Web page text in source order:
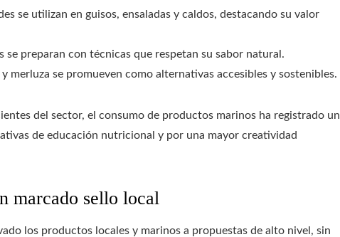
se utilizan en guisos, ensaladas y caldos, destacando su valor
se preparan con técnicas que respetan su sabor natural.
merluza se promueven como alternativas accesibles y sostenibles.
del sector, el consumo de productos marinos ha registrado un
de educación nutricional y por una mayor creatividad
marcado sello local
los productos locales y marinos a propuestas de alto nivel, sin